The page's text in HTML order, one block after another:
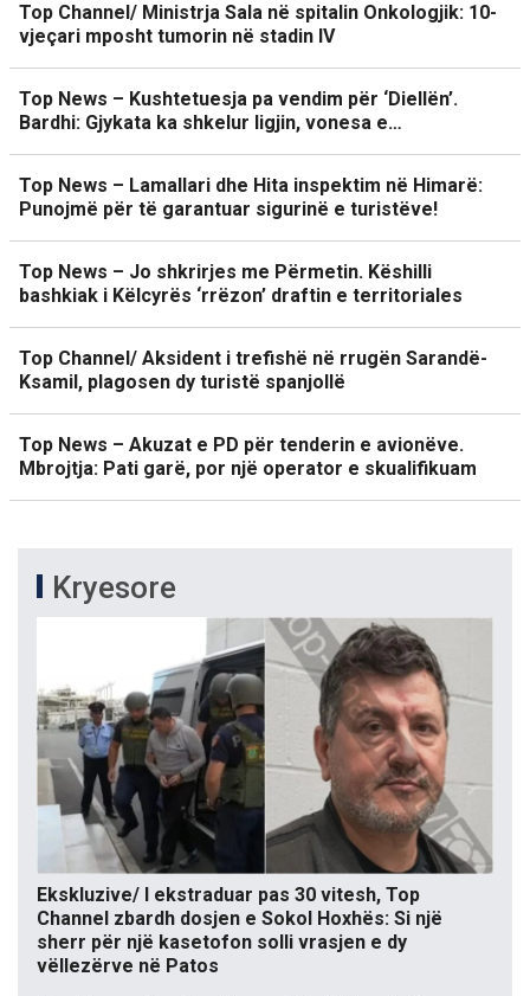
Top Channel/ Ministrja Sala në spitalin Onkologjik: 10-
vjeçari mposht tumorin në stadin IV
Top News – Kushtetuesja pa vendim për ‘Diellën’.
Bardhi: Gjykata ka shkelur ligjin, vonesa e…
Top News – Lamallari dhe Hita inspektim në Himarë:
Punojmë për të garantuar sigurinë e turistëve!
Top News – Jo shkrirjes me Përmetin. Këshilli
bashkiak i Këlcyrës ‘rrëzon’ draftin e territoriales
Top Channel/ Aksident i trefishë në rrugën Sarandë-
Ksamil, plagosen dy turistë spanjollë
Top News – Akuzat e PD për tenderin e avionëve.
Mbrojtja: Pati garë, por një operator e skualifikuam
Kryesore
Ekskluzive/ I ekstraduar pas 30 vitesh, Top
Channel zbardh dosjen e Sokol Hoxhës: Si një
sherr për një kasetofon solli vrasjen e dy
vëllezërve në Patos